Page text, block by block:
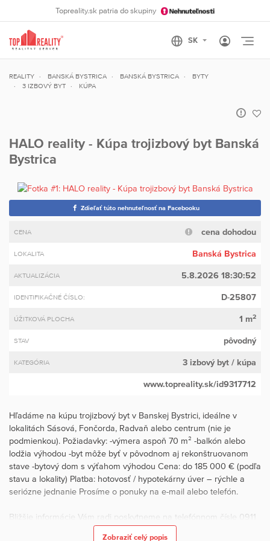
Topreality.sk patria do skupiny
REALITY BANSKÁ BYSTRICA BANSKÁ BYSTRICA
BYTY
3 IZBOVÝ BYT
KÚPA
HALO reality - Kúpa trojizbový byt Banská
Bystrica
Zdieľať túto nehnuteľnosť na Facebooku
CENA cena dohodou
LOKALITA Banská Bystrica
AKTUALIZÁCIA 5.8.2026 18:30:52
IDENTIFIKAČNÉ ČÍSLO: D-25807
ÚŽITKOVÁ PLOCHA 1 m2
STAV pôvodný
KATEGÓRIA 3 izbový byt / kúpa
www.topreality.sk/id9317712
Hľadáme na kúpu trojizbový byt v Banskej Bystrici, ideálne v
lokalitách Sásová, Fončorda, Radvaň alebo centrum (nie je
podmienkou). Požiadavky: -výmera aspoň 70 m² -balkón alebo
lodžia výhodou -byt môže byť v pôvodnom aj rekonštruovanom
stave -bytový dom s výťahom výhodou Cena: do 185 000 € (podľa
stavu a lokality) Platba: hotovosť / hypotekárny úver – rýchle a
seriózne jednanie Prosíme o ponuky na e-mail alebo telefón.
Bližšie informácie Vám radi poskytneme na telefónnom čísle 0911
505 484 alebo na andreasimoncikova@haloreality.sk. ID dopytu:
Zobraziť celý popis